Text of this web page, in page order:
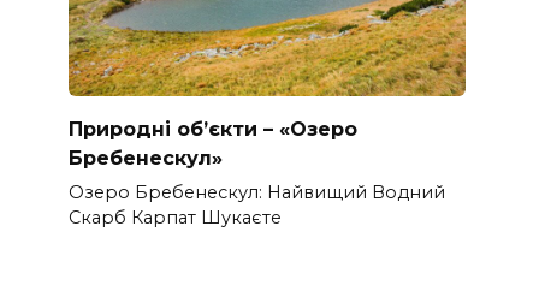
Природні об’єкти – «Озеро
Бребенескул»
Озеро Бребенескул: Найвищий Водний
Скарб Карпат Шукаєте